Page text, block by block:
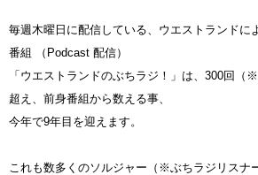
毎週木曜日に配信している、ウエストランドに
番組 （Podcast 配信）
「ウエストランドのぶちラジ！」は、300回（
超え、前身番組から数える事、
今年で9年目を迎えます。
これも数多くのソルジャー（※ぶちラジリスナ